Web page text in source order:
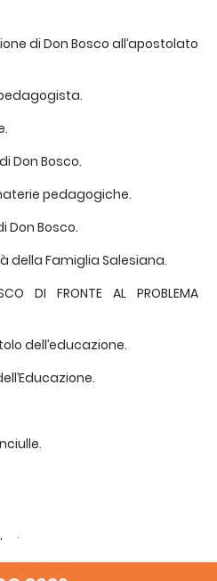
di Don Bosco all’apostolato
Don Bosco.
pedagogiche.
Don Bosco.
della Famiglia Salesiana.
DI FRONTE AL PROBLEMA
dell’educazione.
della gioventù.